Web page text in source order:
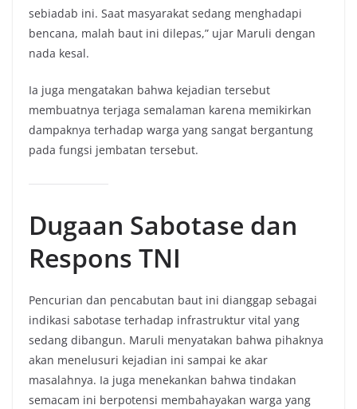
sebiadab ini. Saat masyarakat sedang menghadapi
bencana, malah baut ini dilepas,” ujar Maruli dengan
nada kesal.
Ia juga mengatakan bahwa kejadian tersebut
membuatnya terjaga semalaman karena memikirkan
dampaknya terhadap warga yang sangat bergantung
pada fungsi jembatan tersebut.
Dugaan Sabotase dan
Respons TNI
Pencurian dan pencabutan baut ini dianggap sebagai
indikasi sabotase terhadap infrastruktur vital yang
sedang dibangun. Maruli menyatakan bahwa pihaknya
akan menelusuri kejadian ini sampai ke akar
masalahnya. Ia juga menekankan bahwa tindakan
semacam ini berpotensi membahayakan warga yang